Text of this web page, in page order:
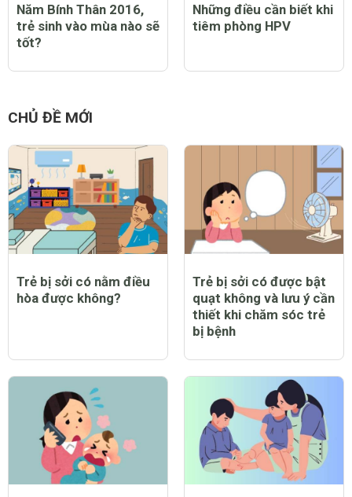
Năm Bính Thân 2016,
trẻ sinh vào mùa nào sẽ
tốt?
Những điều cần biết khi
tiêm phòng HPV
CHỦ ĐỀ MỚI
Trẻ bị sởi có nằm điều
hòa được không?
Trẻ bị sởi có được bật
quạt không và lưu ý cần
thiết khi chăm sóc trẻ
bị bệnh